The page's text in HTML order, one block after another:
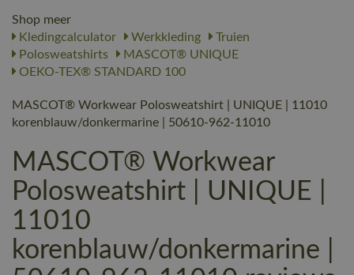
Shop meer
Kledingcalculator
Werkkleding
Truien
Polosweatshirts
MASCOT® UNIQUE
OEKO-TEX® STANDARD 100
MASCOT® Workwear Polosweatshirt | UNIQUE | 11010
korenblauw/donkermarine | 50610-962-11010
MASCOT® Workwear
Polosweatshirt | UNIQUE |
11010
korenblauw/donkermarine |